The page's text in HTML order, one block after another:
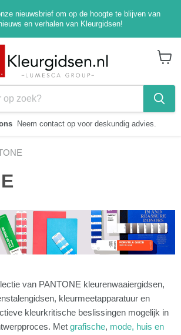
nieuwsbrief om op de hoogte te blijven van
en verhalen van Kleurgidsen!
Neem contact op voor deskundig advies.
van PANTONE kleurenwaaiergidsen,
kleurmeetapparatuur en
kleurkritische beslissingen mogelijk in
Met grafische, mode, huis en